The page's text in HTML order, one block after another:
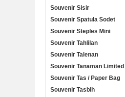
Souvenir Sisir
Souvenir Spatula Sodet
Souvenir Steples Mini
Souvenir Tahlilan
Souvenir Talenan
Souvenir Tanaman Limited
Souvenir Tas / Paper Bag
Souvenir Tasbih